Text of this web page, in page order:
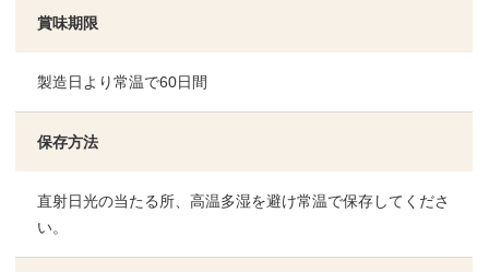
賞味期限
製造日より常温で60日間
保存方法
直射日光の当たる所、高温多湿を避け常温で保存してくださ
い。